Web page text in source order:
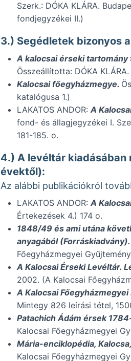
Szerk.: DÓKA KLÁRA.
fondjegyzékei II.)
3.) Segédletek bizonyos
A kalocsai érseki tartomány
Összeállította: DÓKA
Kalocsai főegyházmegye.
katalógusa 1.)
LAKATOS ANDOR:A
fond- és állagjegyzékei I.
181-185. o.
4.) A levéltár
évektől):
Az alábbi publikációkról
LAKATOS ANDOR:A
Értekezések 4.) 174 o.
1848/49 és ami utána
anyagából (Forráskiadvány).
Főegyházmegyei
A Kalocsai Érseki Levéltár.
2002. (A Kalocsai
A Kalocsai
Mintegy 826 leírási tétel,
Patachich Ádám érsek
Kalocsai Főegyházmegyei
Mária-enciklopédia,
Kalocsai Főegyházmegyei